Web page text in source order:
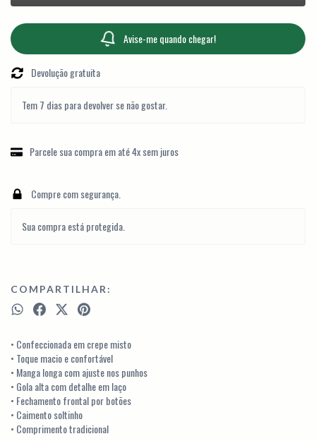
Avise-me quando chegar!
Devolução gratuita
Tem 7 dias para devolver se não gostar.
Parcele sua compra em até 4x sem juros
Compre com segurança.
Sua compra está protegida.
COMPARTILHAR:
• Confeccionada em crepe misto
• Toque macio e confortável
• Manga longa com ajuste nos punhos
• Gola alta com detalhe em laço
• Fechamento frontal por botões
• Caimento soltinho
• Comprimento tradicional